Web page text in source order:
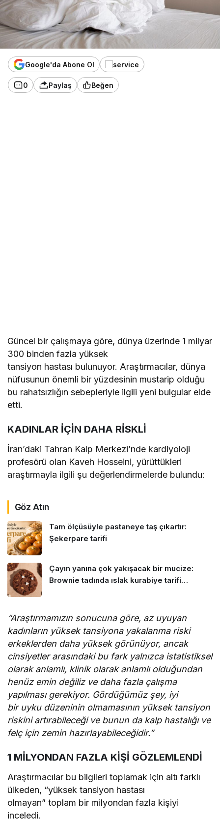
Google'da Abone Ol
0 Paylaş Beğen
Güncel bir çalışmaya göre, dünya üzerinde 1 milyar
300 binden fazla yüksek
tansiyon hastası bulunuyor. Araştırmacılar, dünya
nüfusunun önemli bir yüzdesinin mustarip olduğu
bu rahatsızlığın sebepleriyle ilgili yeni bulgular elde
etti.
KADINLAR İÇİN DAHA RİSKLİ
İran’daki Tahran Kalp Merkezi’nde kardiyoloji
profesörü olan Kaveh Hosseini, yürüttükleri
araştırmayla ilgili şu değerlendirmelerde bulundu:
Göz Atın
Tam ölçüsüyle pastaneye taş çıkartır:
Şekerpare tarifi
Çayın yanına çok yakışacak bir mucize:
Brownie tadında ıslak kurabiye tarifi…
“Araştırmamızın sonucuna göre, az uyuyan
kadınların yüksek tansiyona yakalanma riski
erkeklerden daha yüksek görünüyor, ancak
cinsiyetler arasındaki bu fark yalnızca istatistiksel
olarak anlamlı, klinik olarak anlamlı olduğundan
henüz emin değiliz ve daha fazla çalışma
yapılması gerekiyor. Gördüğümüz şey, iyi
bir uyku düzeninin olmamasının yüksek tansiyon
riskini artırabileceği ve bunun da kalp hastalığı ve
felç için zemin hazırlayabileceğidir.”
1 MİLYONDAN FAZLA KİŞİ GÖZLEMLENDİ
Araştırmacılar bu bilgileri toplamak için altı farklı
ülkeden, “yüksek tansiyon hastası
olmayan” toplam bir milyondan fazla kişiyi
inceledi.